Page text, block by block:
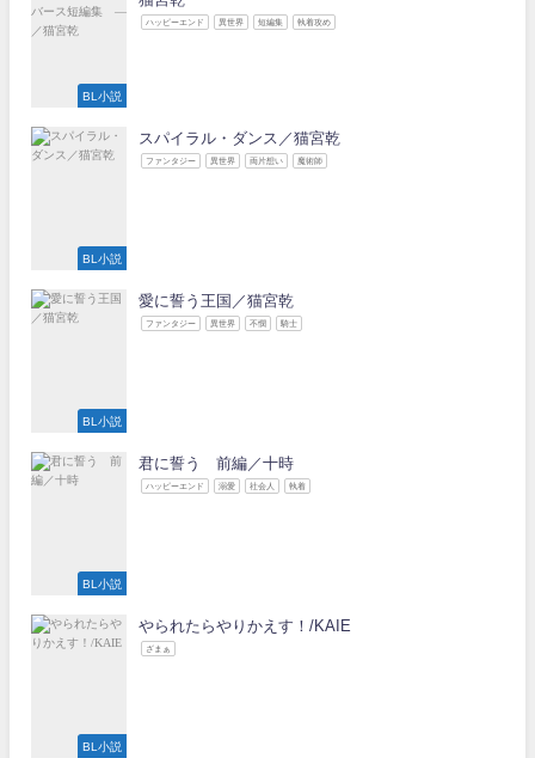
BL小説
ハッピーエンド 異世界 短編集 執着攻め
BL小説
スパイラル・ダンス／猫宮乾
ファンタジー 異世界 両片想い 魔術師
BL小説
愛に誓う王国／猫宮乾
ファンタジー 異世界 不憫 騎士
BL小説
君に誓う 前編／十時
ハッピーエンド 溺愛 社会人 執着
BL小説
やられたらやりかえす！/KAIE
ざまぁ